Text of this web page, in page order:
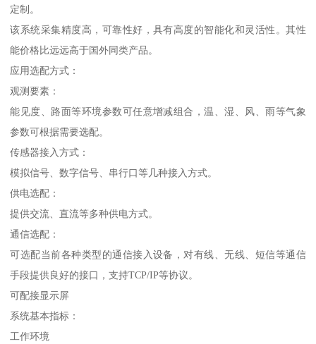
定制。
该系统采集精度高，可靠性好，具有高度的智能化和灵活性。其性
能价格比远远高于国外同类产品。
应用选配方式：
观测要素：
能见度、路面等环境参数可任意增减组合，温、湿、风、雨等气象
参数可根据需要选配。
传感器接入方式：
模拟信号、数字信号、串行口等几种接入方式。
供电选配：
提供交流、直流等多种供电方式。
通信选配：
可选配当前各种类型的通信接入设备，对有线、无线、短信等通信
手段提供良好的接口，支持TCP/IP等协议。
可配接显示屏
系统基本指标：
工作环境